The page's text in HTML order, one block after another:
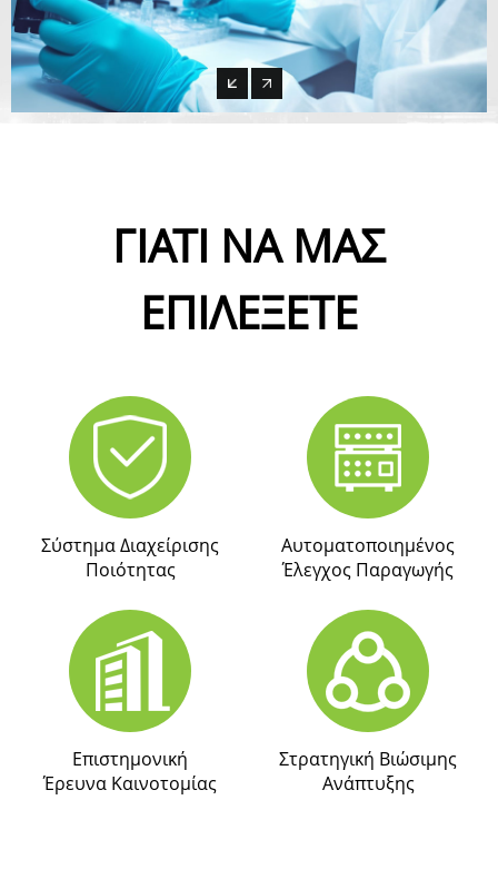
ΓΙΑΤΙ ΝΑ ΜΑΣ
ΕΠΙΛΕΞΕΤΕ
Σύστημα Διαχείρισης
Ποιότητας
Αυτοματοποιημένος
Έλεγχος Παραγωγής
Επιστημονική
Έρευνα Καινοτομίας
Στρατηγική Βιώσιμης
Ανάπτυξης